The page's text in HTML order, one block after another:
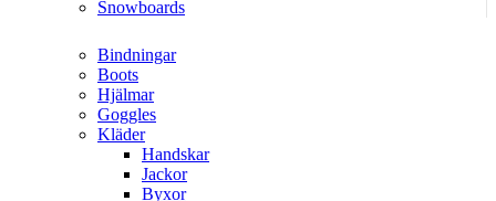
Snowboards
Bindningar
Boots
Hjälmar
Goggles
Kläder
Handskar
Jackor
Byxor